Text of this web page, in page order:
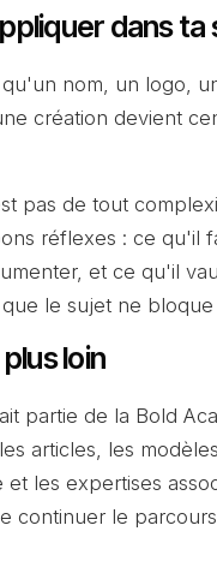
dans ta
nom, un logo,
création devient
pas de tout
réflexes : ce qu'il
et ce qu'il
le sujet ne
loin
partie de la Bold
articles, les
et les expertises
continuer le